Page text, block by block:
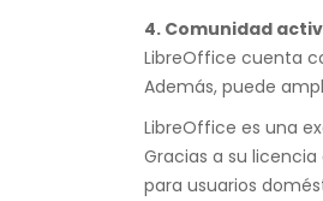
4. Comunidad
LibreOffice cuenta
Además, puede
LibreOffice es una
Gracias a su
para usuarios